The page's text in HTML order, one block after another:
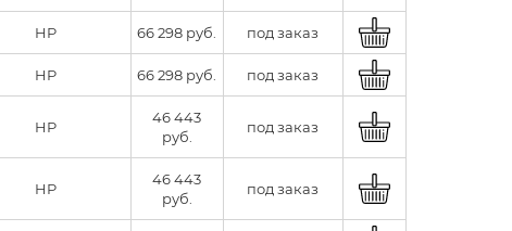
HP 66 298 руб. под заказ
HP 66 298 руб. под заказ
HP
46 443
руб.
под заказ
HP
46 443
руб.
под заказ